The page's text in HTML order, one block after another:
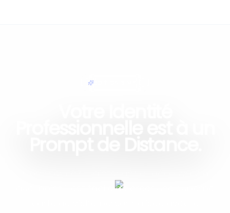
quel point il est facile de créer une superbe